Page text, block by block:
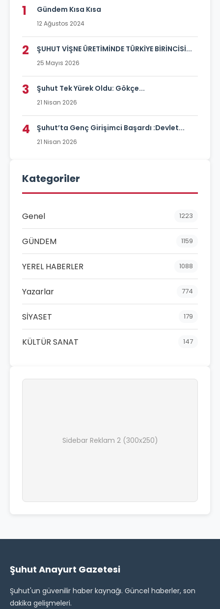
1 Gündem Kısa Kısa
12 Ağustos 2024
2 ŞUHUT VİŞNE ÜRETİMİNDE TÜRKİYE BİRİNCİSİ...
25 Mayıs 2026
3 Şuhut Tek Yürek Oldu: Gökçe...
21 Nisan 2026
4 Şuhut’ta Genç Girişimci Başardı :Devlet...
21 Nisan 2026
Kategoriler
Genel 1223
GÜNDEM 1159
YEREL HABERLER 1088
Yazarlar 774
SİYASET 179
KÜLTÜR SANAT 147
Sidebar Reklam 2 (300x250)
Şuhut Anayurt Gazetesi
Şuhut'un güvenilir haber kaynağı. Güncel haberler, son
dakika gelişmeleri.